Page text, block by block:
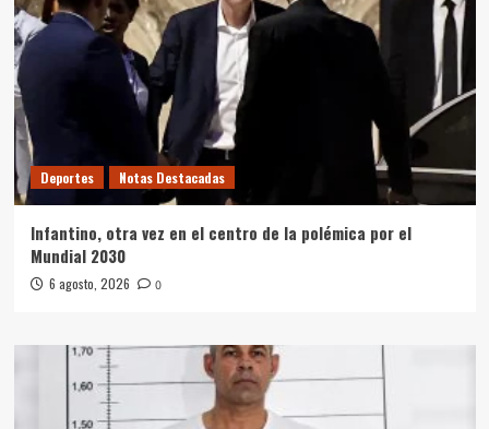
Deportes Notas Destacadas
Infantino, otra vez en el centro de la polémica por el
Mundial 2030
6 agosto, 2026 0